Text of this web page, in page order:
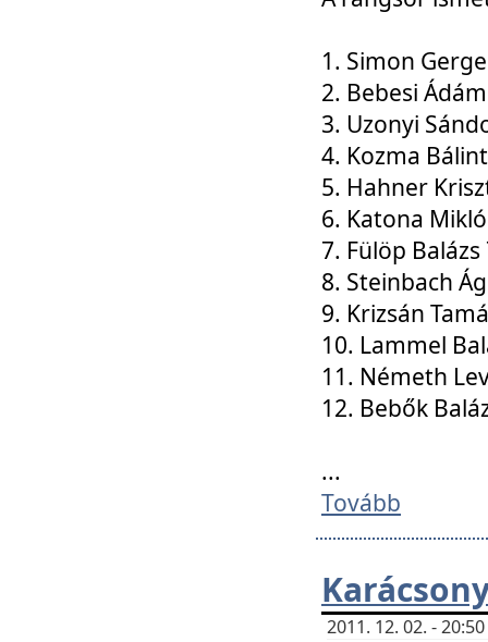
1. Simon
2. Bebesi
3. Uzonyi
4. Kozma
5. Hahner
6. Katona
7. Fülöp
8. Steinbach
9. Krizsán
10. Lammel
11. Németh
12. Bebők
...
Tovább
2011. 12. 02. -